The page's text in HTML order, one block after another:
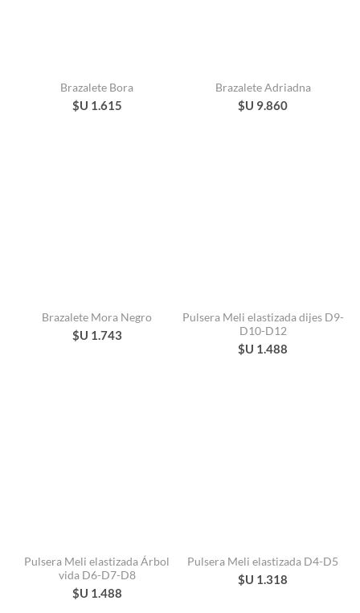
Brazalete Bora
$U 1.615
Brazalete Adriadna
$U 9.860
Brazalete Mora Negro
$U 1.743
Pulsera Meli elastizada dijes D9-
D10-D12
$U 1.488
Pulsera Meli elastizada Árbol
vida D6-D7-D8
$U 1.488
Pulsera Meli elastizada D4-D5
$U 1.318